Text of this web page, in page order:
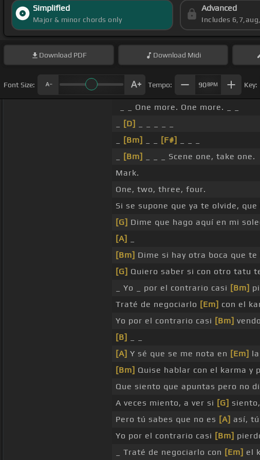
Simplified
Major & minor chords only
Advanced
Includes
Download PDF Download Midi
Font Size: Tempo: 90BPM Key:
_ _ One more. One more. _ _
[D]
[Bm] [F#]
[Bm]
_ _ _ Scene one, take one.
Mark.
One, two, three, four.
Si se supone que ya te olvide, que
[G] Dime que hago aquí en mi
[A]
[Bm] Dime si hay otra boca que te
[G] Quiero saber si con otro tatu
_ Yo _ por el contrario casi [Bm]
Traté de negociarlo [Em] con el
Yo por el contrario casi [Bm]
[B]
[A] Y sé que se me nota en [Em]
[Bm] Quise hablar con el karma y
Que siento que apuntas pero no
A veces miento, a ver si [G]
Pero tú sabes que no es [A] así, tú
Yo por el contrario casi [Bm]
_ Traté de negociarlo con [Em] el